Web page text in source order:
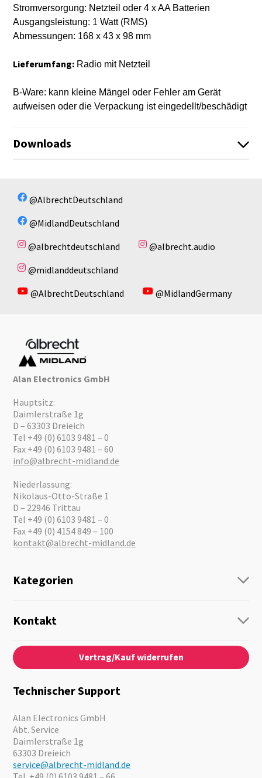
Stromversorgung: Netzteil oder 4 x AA Batterien
Ausgangsleistung: 1 Watt (RMS)
Abmessungen: 168 x 43 x 98 mm
Lieferumfang: Radio mit Netzteil
B-Ware: kann kleine Mängel oder Fehler am Gerät
aufweisen oder die Verpackung ist eingedellt/beschädigt
Downloads
@AlbrechtDeutschland
@MidlandDeutschland
@albrechtdeutschland
@albrecht.audio
@midlanddeutschland
@AlbrechtDeutschland
@MidlandGermany
Alan Electronics GmbH
Hauptsitz:
Daimlerstraße 1g
D – 63303 Dreieich
Tel +49 (0) 6103 9481 – 0
Fax +49 (0) 6103 9481 – 60
info@albrecht-midland.de
Niederlassung:
Nikolaus-Otto-Straße 1
D – 22946 Trittau
Tel +49 (0) 6103 9481 – 0
Fax +49 (0) 4154 849 – 100
kontakt@albrecht-midland.de
Kategorien
Personenführung
Audio
Notfallvorsorge
Motorrad
Angebote
Kontakt
Kontaktformular
Über Uns
News
Karriere
Kataloge
Vertrag/Kauf widerrufen
Technischer Support
Alan Electronics GmbH
Abt. Service
Daimlerstraße 1g
63303 Dreieich
service@albrecht-midland.de